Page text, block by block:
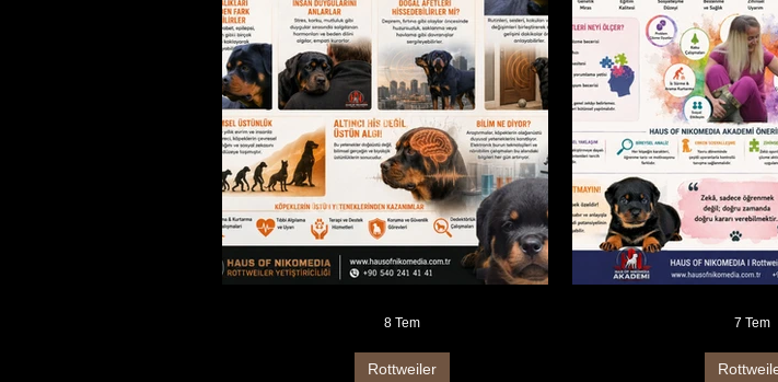
Rottweiler
8 Tem 7 Tem